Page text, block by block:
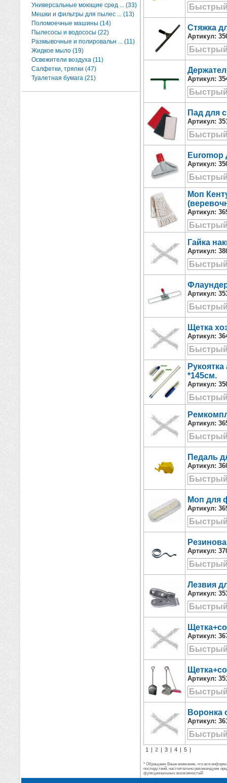
Универсальные моющие сред ... (33)
Мешки и фильтры для пылес ... (13)
Поломоечные машины (14)
Пылесосы и водососы (22)
Размывочные и полировальн ... (11)
Жидкое мыло (19)
Освежители воздуха (11)
Салфетки, тряпки (47)
Туалетная бумага (21)
Стяжка
Артикул:
Артикул:
Пад для
Артикул:
Euromop
Артикул:
Моп
Артикул:
Гайка
Артикул:
Артикул:
Щетка
Артикул:
*145см.
Артикул:
Артикул:
Педаль
Артикул:
Моп для
Артикул:
Артикул:
Лезвия
Артикул:
Артикул:
Артикул:
Воронка
Артикул:
1 | 2 | 3 | 4 | 5 |
* Обращаем Ваше внимание, что вся
последствий, настоятельно рекомендуем
функциональных возможностей!